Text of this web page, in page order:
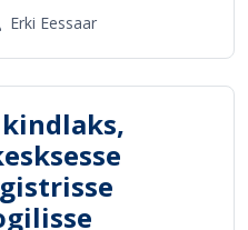
Erki Eessaar